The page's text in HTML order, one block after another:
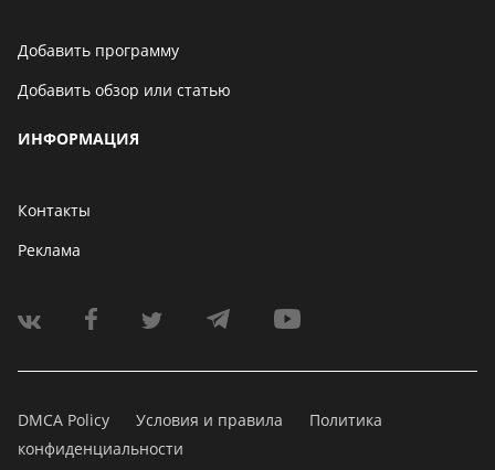
Добавить программу
Добавить обзор или статью
ИНФОРМАЦИЯ
Контакты
Реклама
DMCA Policy Условия и правила
Политика
конфиденциальности